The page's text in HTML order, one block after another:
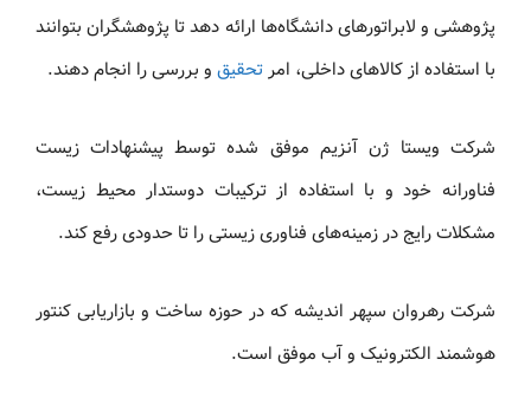
پژوهشی و لابراتورهای دانشگاه‌ها ارائه دهد تا پژوهشگران بتوانند
با استفاده از کالاهای داخلی، امرتحقیق و بررسی را انجام دهند.
شرکت ویستا ژن آنزیم موفق شده توسط پیشنهادات زیست
فناورانه خود و با استفاده از ترکیبات دوستدار محیط زیست،
مشکلات رایج در زمینه‌های فناوری زیستی را تا حدودی رفع کند.
شرکت رهروان سپهر اندیشه که در حوزه ساخت و بازاریابی کنتور
هوشمند الکترونیک و آب موفق است.